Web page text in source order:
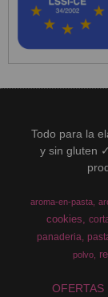
Todo para la
y sin gluten
aroma-en-pasta
cookies
panaderia
polvo
OFERTAS